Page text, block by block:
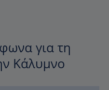
για τη
Κάλυμνο